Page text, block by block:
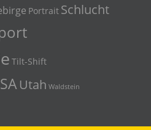
Portrait Schlucht
Tilt-Shift
Utah Waldstein